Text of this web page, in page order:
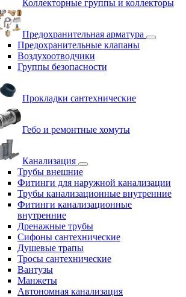
Коллекторные группы и коллекторы
Предохранительная арматура
Предохранительные клапаны
Воздухоотводчики
Группы безопасности
Прокладки сантехнические
Гебо и ремонтные хомуты
Канализация
Трубы внешние
Фитинги для наружной канализации
Трубы канализационные внутренние
Фитинги канализационные
внутренние
Дренажные трубы
Сифоны сантехнические
Душевые трапы
Тросы сантехнические
Вантузы
Манжеты
Автономная канализация